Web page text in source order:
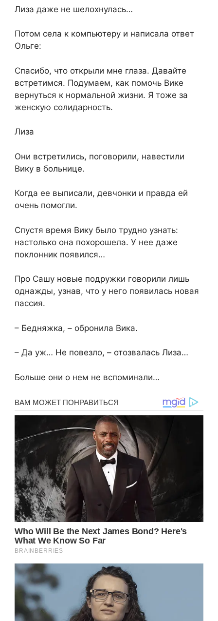
Лиза даже не шелохнулась…
Потом села к компьютеру и написала ответ
Ольге:
Спасибо, что открыли мне глаза. Давайте
встретимся. Подумаем, как помочь Вике
вернуться к нормальной жизни. Я тоже за
женскую солидарность.
Лиза
Они встретились, поговорили, навестили
Вику в больнице.
Когда ее выписали, девчонки и правда ей
очень помогли.
Спустя время Вику было трудно узнать:
настолько она похорошела. У нее даже
поклонник появился…
Про Сашу новые подружки говорили лишь
однажды, узнав, что у него появилась новая
пассия.
– Бедняжка, – обронила Вика.
– Да уж… Не повезло, – отозвалась Лиза…
Больше они о нем не вспоминали…